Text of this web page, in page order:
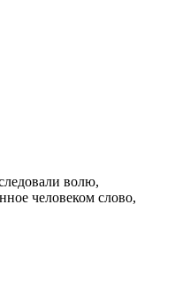
волю,
человеком слово,